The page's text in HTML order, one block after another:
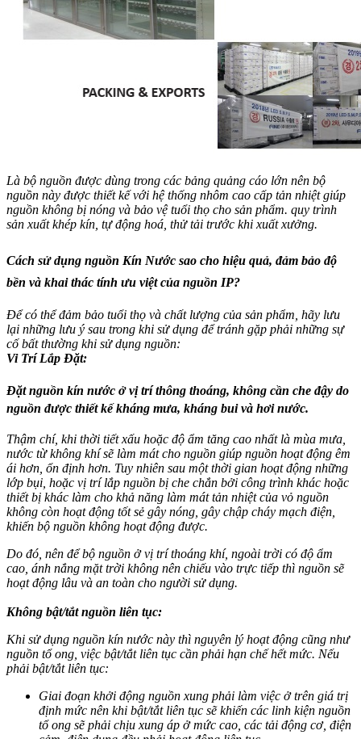
Là bộ nguồn được dùng trong các bảng quảng cáo lớn nên bộ
nguồn này được thiết kế với hệ thống nhôm cao cấp tản nhiệt giúp
nguồn không bị nóng và bảo vệ tuổi thọ cho sản phẩm. quy trình
sản xuất khép kín, tự động hoá, thử tải trước khi xuất xưởng.
Cách sử dụng nguồn Kín Nước sao cho hiệu quả, đảm bảo độ
bền và khai thác tính ưu việt của nguồn IP?
Để có thể đảm bảo tuổi thọ và chất lượng của sản phẩm, hãy lưu
lại những lưu ý sau trong khi sử dụng để tránh gặp phải những sự
cố bất thường khi sử dụng nguồn:
Vi Trí Lắp Đặt:
Đặt nguồn kín nước ở vị trí thông thoáng, không cần che đậy do
nguồn được thiết kế kháng mưa, kháng bui và hơi nước.
Thậm chí, khi thời tiết xấu hoặc độ ẩm tăng cao nhất là mùa mưa,
nước từ không khí sẽ làm mát cho nguồn giúp nguồn hoạt động êm
ái hơn, ổn định hơn. Tuy nhiên sau một thời gian hoạt động những
lớp bụi, hoặc vị trí lắp nguồn bị che chắn bởi công trình khác hoặc
thiết bị khác làm cho khả năng làm mát tản nhiệt của vỏ nguồn
không còn hoạt động tốt sẻ gây nóng, gây chập cháy mạch điện,
khiến bộ nguồn không hoạt động được.
Do đó, nên để bộ nguồn ở vị trí thoáng khí, ngoài trời có độ ẩm
cao, ánh nắng mặt trời không nên chiếu vào trực tiếp thì nguồn sẽ
hoạt động lâu và an toàn cho người sử dụng.
Không bật/tắt nguồn liên tục:
Khi sử dụng nguồn kín nước này thì nguyên lý hoạt động cũng như
nguồn tổ ong, việc bật/tắt liên tục cần phải hạn chế hết mức. Nếu
phải bật/tắt liên tục:
Giai đoạn khởi động nguồn xung phải làm việc ở trên giá trị
định mức nên khi bật/tắt liên tục sẽ khiến các linh kiện nguồn
tổ ong sẽ phải chịu xung áp ở mức cao, các tải động cơ, điện